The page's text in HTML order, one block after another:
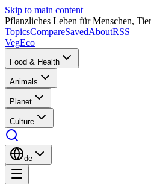
Skip to main content
Pflanzliches Leben für Menschen,
TopicsCompareSavedAboutRSS
VegEco
Food & Health
Animals
Planet
Culture
de